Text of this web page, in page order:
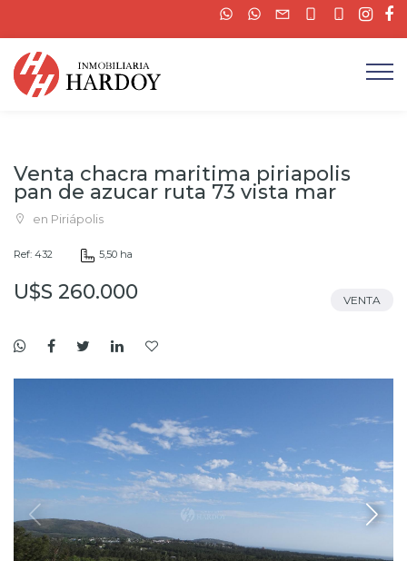
Venta chacra maritima piriapolis
pan de azucar ruta 73 vista mar
en Piriápolis
Ref: 432 5,50 ha
U$S 260.000 VENTA